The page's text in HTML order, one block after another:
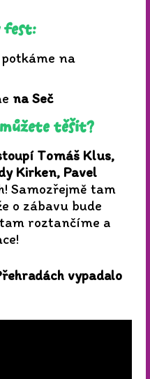
fest:
potkáme na
na Seč
můžete těšit?
Tomáš Klus,
Kirken, Pavel
Samozřejmě tam
o zábavu bude
roztančíme a
vypadalo